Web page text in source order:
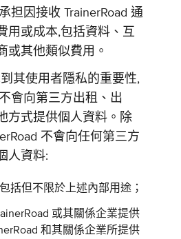
担因接收 TrainerRoad 通
用或成本,包括資料、互
或其他類似費用。
其使用者隱私的重要性,
會向第三方出租、出
方式提供個人資料。除
不會向任何第三方
人資料:
括但不限於上述內部用途；
或其關係企業提供
和其關係企業所提供